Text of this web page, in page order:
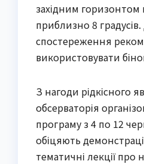
західним горизонтом
приблизно 8
спостереження
використовувати
З нагоди рідкісного
обсерваторія
програму з 4 по 12
обіцяють
тематичні лекції про